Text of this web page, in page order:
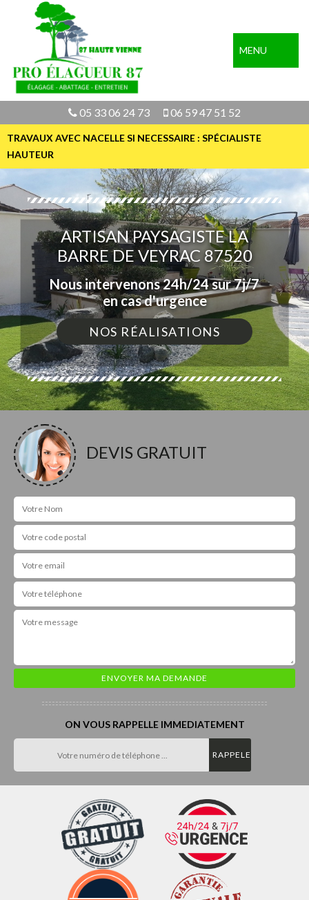
MENU
05 33 06 24 73 06 59 47 51 52
TRAVAUX AVEC NACELLE SI NECESSAIRE : SPÉCIALISTE
HAUTEUR
ARTISAN PAYSAGISTE LA
BARRE DE VEYRAC 87520
Nous intervenons 24h/24 sur 7j/7
en cas d'urgence
NOS RÉALISATIONS
DEVIS GRATUIT
ON VOUS RAPPELLE IMMEDIATEMENT